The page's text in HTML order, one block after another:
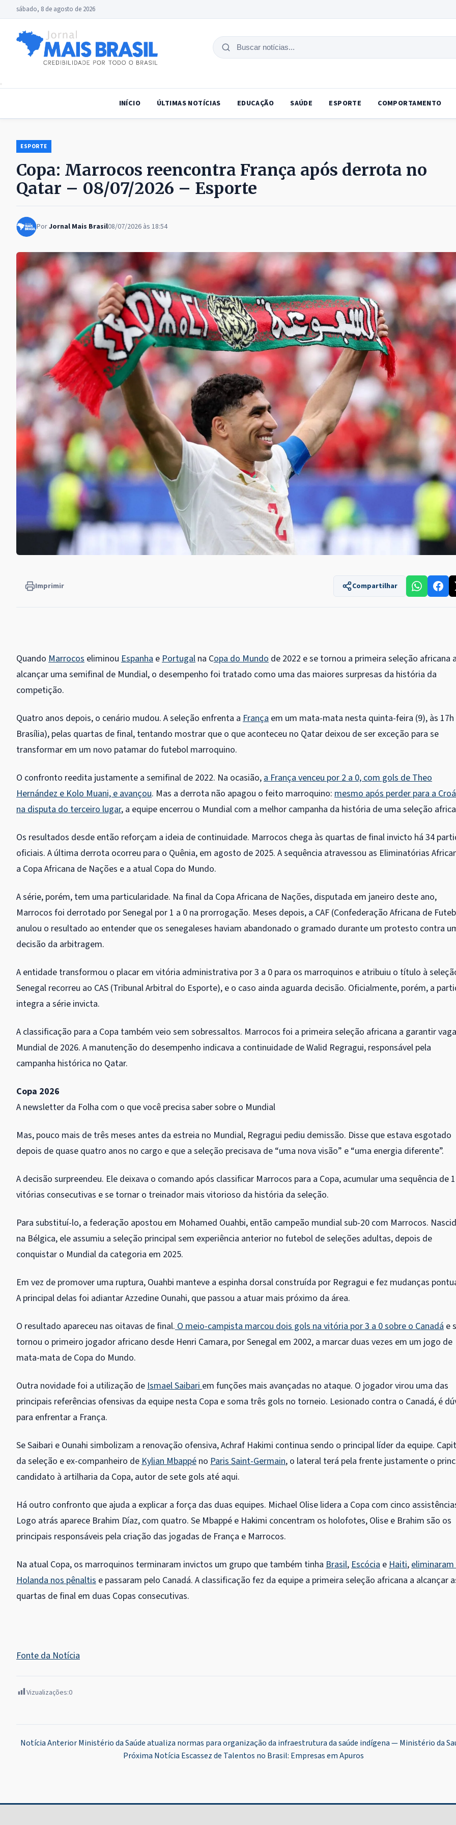
sábado, 8 de agosto de 2026
Buscar
INÍCIO ÚLTIMAS NOTÍCIAS EDUCAÇÃO SAÚDE ESPORTE COMPORTAMENTO
ESPORTE
Copa: Marrocos reencontra França após derrota no
Qatar – 08/07/2026 – Esporte
PorJornal Mais Brasil08/07/2026 às 18:54
Imprimir Compartilhar
Quando Marrocos eliminou Espanha ePortugal na Copa do Mundo de 2022 e se tornou a primeira seleção africana
alcançar uma semifinal de Mundial, o desempenho foi tratado como uma das maiores surpresas da história da
competição.
Quatro anos depois, o cenário mudou. A seleção enfrenta a França em um mata-mata nesta quinta-feira (9), às 17h
Brasília), pelas quartas de final, tentando mostrar que o que aconteceu no Qatar deixou de ser exceção para se
transformar em um novo patamar do futebol marroquino.
O confronto reedita justamente a semifinal de 2022. Na ocasião,a França venceu por 2 a 0, com gols de Theo
Hernández e Kolo Muani, e avançou. Mas a derrota não apagou o feito marroquino: mesmo após perder para a
na disputa do terceiro lugar, a equipe encerrou o Mundial com a melhor campanha da história de uma seleção
Os resultados desde então reforçam a ideia de continuidade. Marrocos chega às quartas de final invicto há 34
oficiais. A última derrota ocorreu para o Quênia, em agosto de 2025. A sequência atravessou as Eliminatórias
a Copa Africana de Nações e a atual Copa do Mundo.
A série, porém, tem uma particularidade. Na final da Copa Africana de Nações, disputada em janeiro deste ano,
Marrocos foi derrotado por Senegal por 1 a 0 na prorrogação. Meses depois, a CAF (Confederação Africana de
anulou o resultado ao entender que os senegaleses haviam abandonado o gramado durante um protesto contra
decisão da arbitragem.
A entidade transformou o placar em vitória administrativa por 3 a 0 para os marroquinos e atribuiu o título à
Senegal recorreu ao CAS (Tribunal Arbitral do Esporte), e o caso ainda aguarda decisão. Oficialmente, porém, a
integra a série invicta.
A classificação para a Copa também veio sem sobressaltos. Marrocos foi a primeira seleção africana a garantir
Mundial de 2026. A manutenção do desempenho indicava a continuidade de Walid Regragui, responsável pela
campanha histórica no Qatar.
Copa 2026
A newsletter da Folha com o que você precisa saber sobre o Mundial
Mas, pouco mais de três meses antes da estreia no Mundial, Regragui pediu demissão. Disse que estava esgotado
depois de quase quatro anos no cargo e que a seleção precisava de “uma nova visão” e “uma energia diferente”.
A decisão surpreendeu. Ele deixava o comando após classificar Marrocos para a Copa, acumular uma sequência de
vitórias consecutivas e se tornar o treinador mais vitorioso da história da seleção.
Para substituí-lo, a federação apostou em Mohamed Ouahbi, então campeão mundial sub-20 com Marrocos.
na Bélgica, ele assumiu a seleção principal sem experiência anterior no futebol de seleções adultas, depois de
conquistar o Mundial da categoria em 2025.
Em vez de promover uma ruptura, Ouahbi manteve a espinha dorsal construída por Regragui e fez mudanças
A principal delas foi adiantar Azzedine Ounahi, que passou a atuar mais próximo da área.
O resultado apareceu nas oitavas de final.O meio-campista marcou dois gols na vitória por 3 a 0 sobre o Canadá e
tornou o primeiro jogador africano desde Henri Camara, por Senegal em 2002, a marcar duas vezes em um jogo de
mata-mata de Copa do Mundo.
Outra novidade foi a utilização deIsmael Saibariem funções mais avançadas no ataque. O jogador virou uma das
principais referências ofensivas da equipe nesta Copa e soma três gols no torneio. Lesionado contra o Canadá, é
para enfrentar a França.
Se Saibari e Ounahi simbolizam a renovação ofensiva, Achraf Hakimi continua sendo o principal líder da equipe.
da seleção e ex-companheiro deKylian Mbappé no Paris Saint-Germain, o lateral terá pela frente justamente o
candidato à artilharia da Copa, autor de sete gols até aqui.
Há outro confronto que ajuda a explicar a força das duas equipes. Michael Olise lidera a Copa com cinco
Logo atrás aparece Brahim Díaz, com quatro. Se Mbappé e Hakimi concentram os holofotes, Olise e Brahim são os
principais responsáveis pela criação das jogadas de França e Marrocos.
Na atual Copa, os marroquinos terminaram invictos um grupo que também tinha Brasil,Escócia eHaiti,eliminaram
Holanda nos pênaltis e passaram pelo Canadá. A classificação fez da equipe a primeira seleção africana a alcançar
quartas de final em duas Copas consecutivas.
Fonte da Notícia
Vizualizações:0
Navegação
Notícia Anterior Ministério da Saúde atualiza normas para organização da infraestrutura da saúde indígena — Ministério da
Próxima Notícia Escassez de Talentos no Brasil: Empresas em Apuros